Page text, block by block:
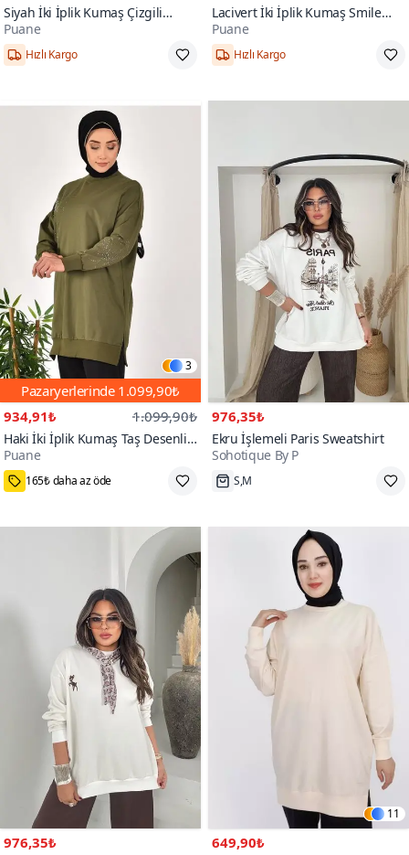
Siyah İki İplik Kumaş Çizgili
Garnili Sweatshirt
Puane
Hızlı Kargo
Lacivert İki İplik Kumaş Smile
Baskılı Oversize Sweatshirt
Puane
Hızlı Kargo
3
Pazaryerlerinde 1.099,90₺
934,91₺
1.099,90₺
Haki İki İplik Kumaş Taş Desenli
Sweatshirt
Puane
165₺ daha az öde
976,35₺
Ekru İşlemeli Paris Sweatshirt
Sohotique By P
S,M
976,35₺
11
649,90₺